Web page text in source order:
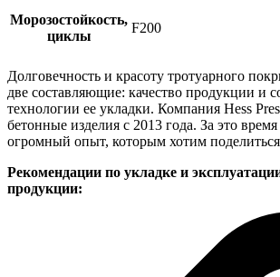
Морозостойкость,
циклы
F200
Долговечность и красоту тротуарного
две составляющие: качество продукции и
технологии ее укладки. Компания Hess
бетонные изделия с 2013 года. За это
огромный опыт, которым хотим
Рекомендации по укладке и
продукции: